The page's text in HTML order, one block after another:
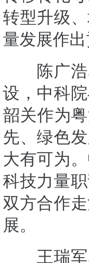
转型升级
量发展作
陈广
设，中科
韶关作为
先、绿色
大有可为
科技力量
双方合作
展。
王瑞